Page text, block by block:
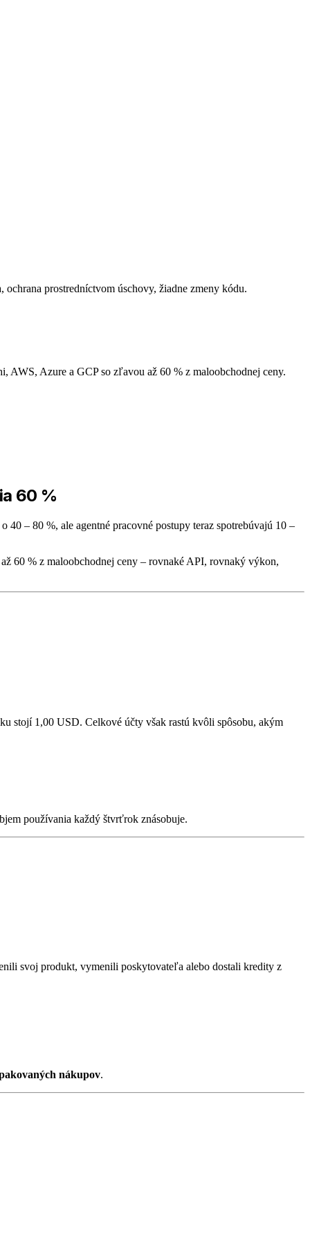
prostredníctvom úschovy, žiadne zmeny kódu.
AWS, Azure a GCP so zľavou až 60 % z maloobchodnej ceny.
60 %
– 80 %, ale agentné pracovné postupy teraz spotrebúvajú 10 –
60 % z maloobchodnej ceny – rovnaké API, rovnaký výkon,
stojí 1,00 USD. Celkové účty však rastú kvôli spôsobu, akým
používania každý štvrťrok znásobuje.
svoj produkt, vymenili poskytovateľa alebo dostali kredity z
nákupov.